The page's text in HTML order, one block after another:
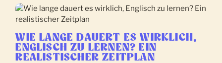
WIE LANGE DAUERT ES WIRKLICH,
ENGLISCH ZU LERNEN? EIN
REALISTISCHER ZEITPLAN